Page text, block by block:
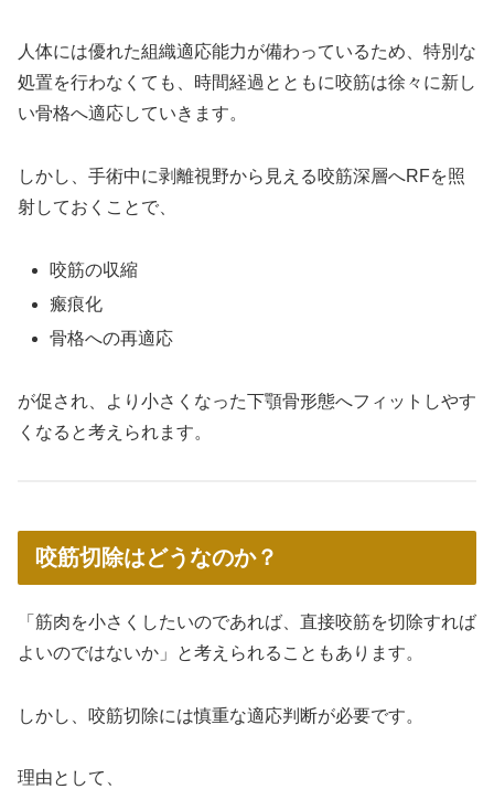
人体には優れた組織適応能力が備わっているため、特別な
処置を行わなくても、時間経過とともに咬筋は徐々に新し
い骨格へ適応していきます。
しかし、手術中に剥離視野から見える咬筋深層へRFを照
射しておくことで、
咬筋の収縮
瘢痕化
骨格への再適応
が促され、より小さくなった下顎骨形態へフィットしやす
くなると考えられます。
咬筋切除はどうなのか？
「筋肉を小さくしたいのであれば、直接咬筋を切除すれば
よいのではないか」と考えられることもあります。
しかし、咬筋切除には慎重な適応判断が必要です。
理由として、